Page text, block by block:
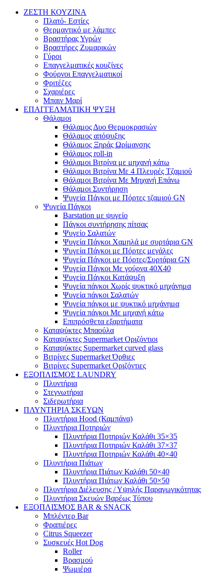
ΖΕΣΤΗ ΚΟΥΖΙΝΑ
Πλατό- Εστίες
Θερμαντικό με λάμπες
Βραστήρας Υγρών
Βραστήρες Ζυμαρικών
Γύροι
Επαγγελματικές κουζίνες
Φούρνοι Επαγγελματικοί
Φριτέζες
Σχαριέρες
Μπαιν Μαρί
ΕΠΑΓΓΕΛΜΑΤΙΚΗ ΨΥΞΗ
Θάλαμοι
Θάλαμος Δυο Θερμοκρασιών
Θάλαμος απόψυξης
Θάλαμος Ξηράς Ωρίμανσης
Θάλαμος roll-in
Θάλαμοι Βιτρίνα με μηχανή κάτω
Θάλαμοι Βιτρίνα Με 4 Πλευρές Τζαμιού
Θάλαμοι Βιτρίνα Με Μηχανή Επάνω
Θάλαμοι Συντήρηση
Ψυγεία Πάγκοι με Πόρτες τζαμιού GN
Ψυγεία Πάγκοι
Barstation με ψυγείο
Πάγκοι συντήρησης πίτσας
Ψυγείο Σαλατών
Ψυγεία Πάγκοι Χαμηλά με συρτάρια GN
Ψυγεία Πάγκοι με Πόρτες μεγάλες
Ψυγεία Πάγκοι με Πόρτες/Συρτάρια GN
Ψυγεία Πάγκοι Με γούρνα 40Χ40
Ψυγεία Πάγκοι Κατάψυξη
Ψυγεία πάγκοι Χωρίς ψυκτικό μηχάνημα
Ψυγεία πάγκοι Σαλατών
Ψυγεία πάγκοι με ψυκτικό μηχάνημα
Ψυγεία πάγκοι Με μηχανή κάτω
Επιπρόσθετα εξαρτήματα
Καταψύκτες Μπαούλα
Καταψύκτες Supermarket Οριζόντιοι
Καταψύκτες Supermarket curved glass
Βιτρίνες Supermarket Όρθιες
Βιτρίνες Supermarket Οριζόντιες
ΕΞΟΠΛΙΣΜΟΣ LAUNDRY
Πλυντήρια
Στεγνωτήρια
Σιδερωτήρια
ΠΛΥΝΤΗΡΙΑ ΣΚΕΥΩΝ
Πλυντήρια Hood (Καμπάνα)
Πλυντήρια Ποτηριών
Πλυντήρια Ποτηριών Καλάθι 35×35
Πλυντήρια Ποτηριών Καλάθι 37×37
Πλυντήρια Ποτηριών Καλάθι 40×40
Πλυντήρια Πιάτων
Πλυντήρια Πιάτων Καλάθι 50×40
Πλυντήρια Πιάτων Καλάθι 50×50
Πλυντήρια Διέλευσης / Υψηλής Παραγωγικότητας
Πλυντήρια Σκευών Βαρέως Τύπου
ΕΞΟΠΛΙΣΜΟΣ BAR & SNACK
Μπλέντερ Bar
Φραπιέρες
Citrus Squeezer
Συσκευές Hot Dog
Roller
Βρασμού
Ψωμιέρα